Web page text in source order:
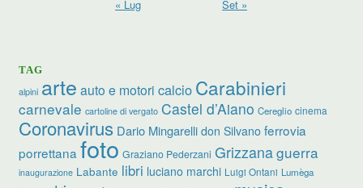
« Lug
Set »
TAG
alpini arte auto e motori calcio Carabinieri
carnevale cartoline di vergato Castel d’Aiano Cereglio cinema
Coronavirus Dario Mingarelli don Silvano ferrovia
porrettana foto Graziano Pederzani Grizzanaguerra
inaugurazione Labante libri luciano marchi Luigi Ontani Lumèga